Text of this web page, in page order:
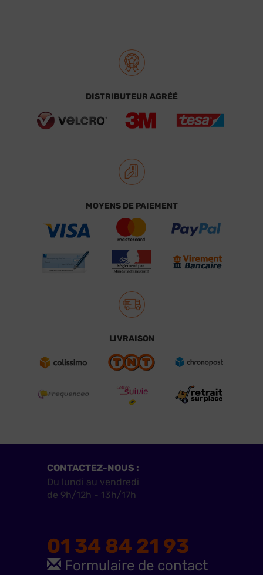
DISTRIBUTEUR AGRÉÉ
MOYENS DE PAIEMENT
LIVRAISON
CONTACTEZ-NOUS :
Du lundi au vendredi
de 9h/12h - 13h/17h
01 34 84 21 93
Formulaire de contact